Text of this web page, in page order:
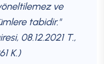
ve
tabidir."
08.12.2021 T.,
K.)